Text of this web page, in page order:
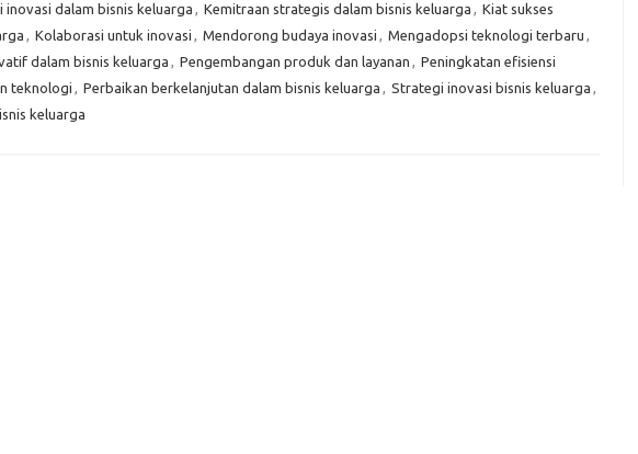
inovasi dalam bisnis keluarga , Kemitraan strategis dalam bisnis keluarga , Kiat sukses
, Kolaborasi untuk inovasi , Mendorong budaya inovasi , Mengadopsi teknologi terbaru ,
dalam bisnis keluarga , Pengembangan produk dan layanan , Peningkatan efisiensi
teknologi , Perbaikan berkelanjutan dalam bisnis keluarga , Strategi inovasi bisnis keluarga ,
keluarga